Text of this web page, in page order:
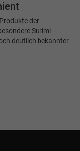
der
Surimi
deutlich bekannter